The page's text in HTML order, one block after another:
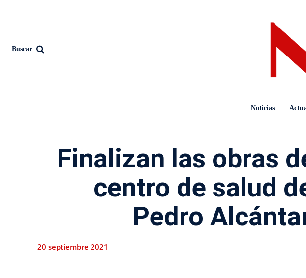
Buscar
Noticias
Finalizan las obras
centro de salud
Pedro
20 septiembre 2021